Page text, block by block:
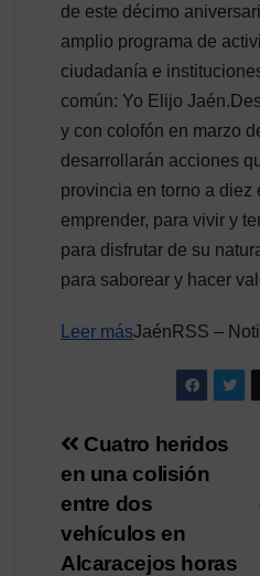
de este décimo
amplio programa de
ciudadanía e
común: Yo Elijo
y con colofón en marzo
desarrollarán acciones
provincia en torno a diez
emprender, para vivir y
para disfrutar de su
para saborear y hacer
Leer másJaénRSS –
Navegación
de
entradas
Cuatro heridos
en una colisión
entre dos
vehículos en
Alcaracejos horas